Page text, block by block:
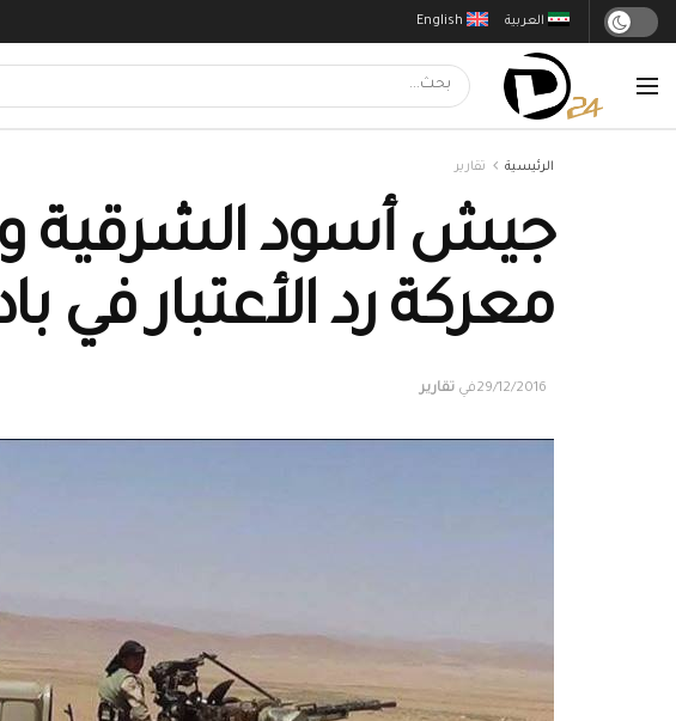
English العربية
الرئيسية تقارير
جيش أسود الشرقية
معركة رد الأعتبار
29/12/2016في تقارير